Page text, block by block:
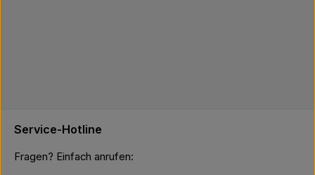
Service-Hotline
Fragen? Einfach anrufen: